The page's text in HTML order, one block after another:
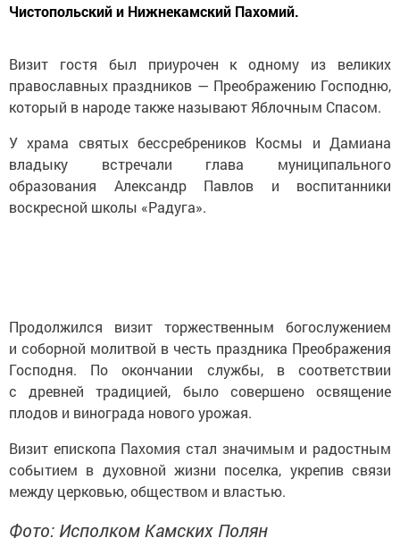
Чистопольский и Нижнекамский Пахомий.
Визит гостя был приурочен к одному из великих
православных праздников — Преображению Господню,
который в народе также называют Яблочным Спасом.
У храма святых бессребреников Космы и Дамиана
владыку встречали глава муниципального
образования Александр Павлов и воспитанники
воскресной школы «Радуга».
Продолжился визит торжественным богослужением
и соборной молитвой в честь праздника Преображения
Господня. По окончании службы, в соответствии
с древней традицией, было совершено освящение
плодов и винограда нового урожая.
Визит епископа Пахомия стал значимым и радостным
событием в духовной жизни поселка, укрепив связи
между церковью, обществом и властью.
Фото: Исполком Камских Полян